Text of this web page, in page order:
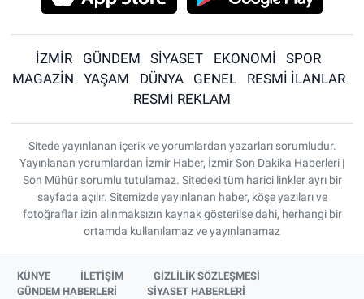
İZMİR GÜNDEM SİYASET EKONOMİ
SPOR
MAGAZİN
YAŞAM DÜNYA GENEL
RESMİ İLANLAR
RESMİ REKLAM
Sitede yayınlanan içerik ve yorumlardan yazarları sorumludur.
Yayınlanan yorumlardan İzmir Haber, İzmir Son Dakika Haberleri |
Son Mühür sorumlu tutulamaz. Sitedeki tüm harici linkler ayrı bir
sayfada açılır. Sitemizde yayınlanan haber, köşe yazıları ve
fotoğraflar izin alınmaksızın kaynak gösterilse dahi, herhangi bir
ortamda kullanılamaz ve yayınlanamaz
KÜNYE İLETİŞİM
GİZLİLİK SÖZLEŞMESİ
GÜNDEM HABERLERİ
SİYASET HABERLERİ